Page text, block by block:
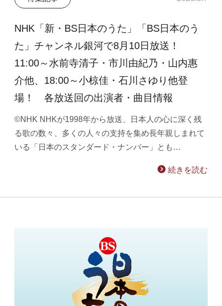
NHK「新・BS日本のうた」「BS日本のう
た」チャンネル銀河で8月10日放送！
11:00～水前寺清子・市川由紀乃・山内惠
介他、18:00～小椋佳・石川さゆり他登
場！ 各放送回の出演者・曲目情報
©NHK NHKが1998年から放送、日本人の心に深く残
る歌の数々、多くの人々の支持を集め長年親しまれて
いる「日本のスタンダード・ナンバー」とも…
続きを読む